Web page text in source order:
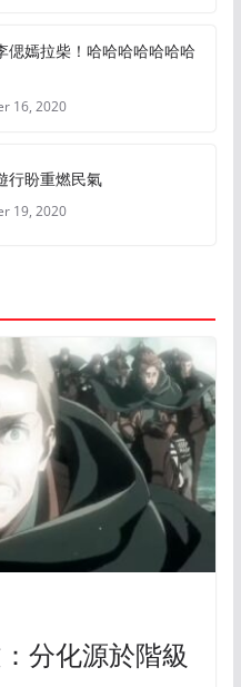
偲嫣拉柴！哈哈哈哈哈哈哈
16, 2020
行盼重燃民氣
19, 2020
分化源於階級